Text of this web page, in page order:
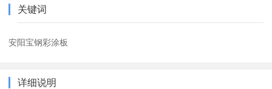
关键词
安阳宝钢彩涂板
详细说明